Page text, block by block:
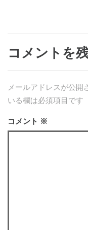
コメントを
メールアドレスが公開
いる欄は必須項目です
コメント ※